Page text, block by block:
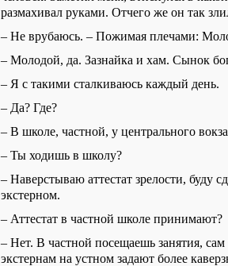
размахивал руками. Отчего же он так
– Не врубаюсь. – Пожимая плечами:
– Молодой, да. Зазнайка и хам. Сынок
– Я с такими сталкиваюсь каждый день.
– Да? Где?
– В школе, частной, у центрального
– Ты ходишь в школу?
– Наверстываю аттестат зрелости, буду
экстерном.
– Аттестат в частной школе принимают?
– Нет. В частной посещаешь занятия, сам
экстернам на устном задают более